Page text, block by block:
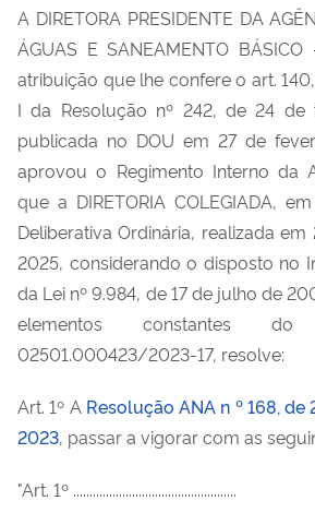
A DIRETORA PRESIDENTE DA
ÁGUAS E SANEAMENTO
atribuição que lhe confere o art.
I da Resolução nº 242, de 24 de
publicada no DOU em 27 de
aprovou o Regimento Interno da
que a DIRETORIA COLEGIADA,
Deliberativa Ordinária, realizada
2025, considerando o disposto no
da Lei nº 9.984, de 17 de julho de
elementos constantes
02501.000423/2023-17, resolve:
Art. 1º A Resolução ANA n º 168,
2023, passar a vigorar com as
"Art. 1º ..................................................